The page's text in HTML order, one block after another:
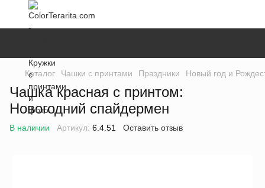
Каталог Чашки с принтами Праздники Новый год и
Чашка красная с принтом:
Новогодний спайдермен
В наличии Артикул: 6.4.51 Оставить отзыв